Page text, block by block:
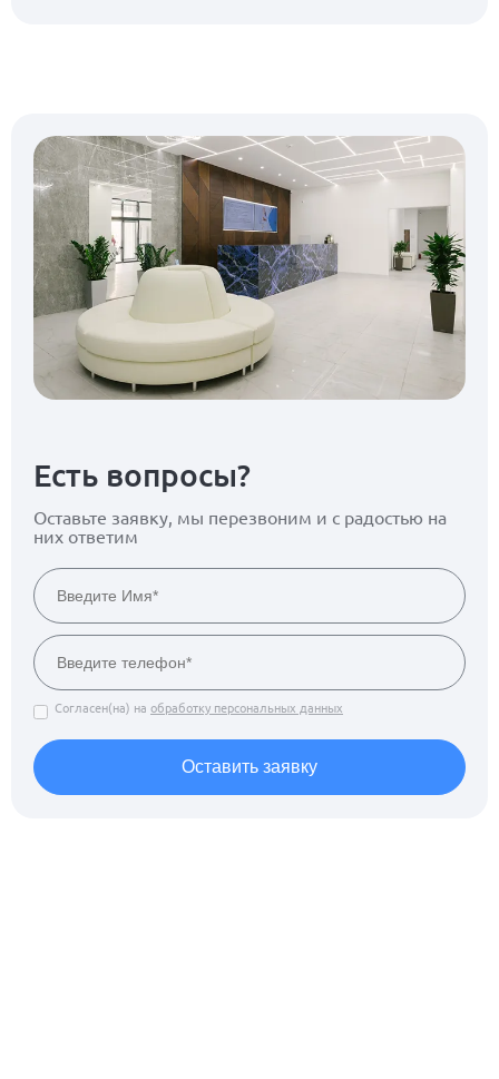
Есть вопросы?
Оставьте заявку, мы перезвоним и с радостью на
них ответим
Согласен(на) на обработку персональных данных
Оставить заявку